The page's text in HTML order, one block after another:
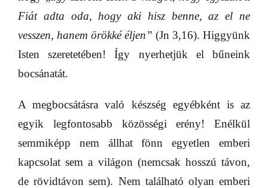
Fiát adta oda, hogy aki hisz benne, az el ne
vesszen, hanem örökké éljen” (Jn 3,16). Higgyünk
Isten szeretetében! Így nyerhetjük el bűneink
bocsánatát.
A megbocsátásra való készség egyébként is az
egyik legfontosabb közösségi erény! Enélkül
semmiképp nem állhat fönn egyetlen emberi
kapcsolat sem a világon (nemcsak hosszú távon,
de rövidtávon sem). Nem található olyan emberi